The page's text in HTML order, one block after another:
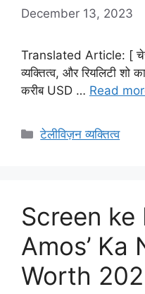
December 13, 2023
Translated Article: [ चेस
व्यक्तित्व, और रियलिटी शो
करीब USD … Read
Categories
टेलीविज़न व्यक्तित्व
Screen ke
Amos’ Ka
Worth